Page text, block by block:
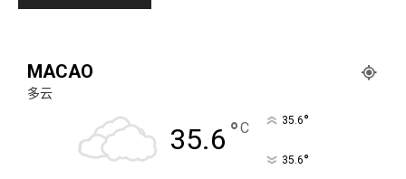
MACAO
多云
35.6 °C 35.6°
35.6°